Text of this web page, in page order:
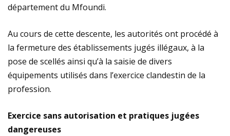
département du Mfoundi.
Au cours de cette descente, les autorités ont procédé à
la fermeture des établissements jugés illégaux, à la
pose de scellés ainsi qu’à la saisie de divers
équipements utilisés dans l’exercice clandestin de la
profession.
Exercice sans autorisation et pratiques jugées
dangereuses